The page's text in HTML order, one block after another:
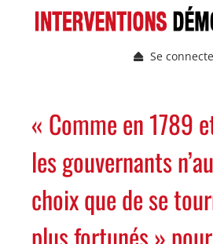
Menu
l'utilisateur
Se
PRINCIPALE
« Comme en 1789
les gouvernants
choix que de se